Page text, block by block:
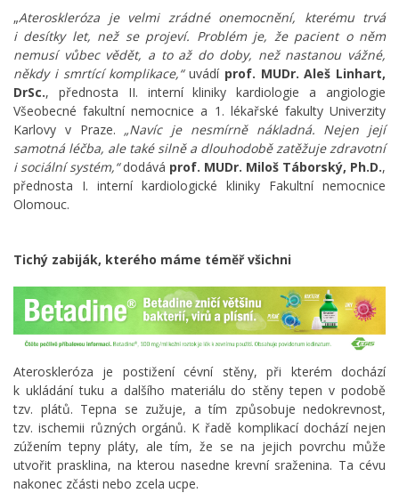
„Ateroskleróza je velmi zrádné onemocnění, kterému trvá
i desítky let, než se projeví. Problém je, že pacient o něm
nemusí vůbec vědět, a to až do doby, než nastanou vážné,
někdy i smrtící komplikace,“ uvádí prof. MUDr. Aleš Linhart,
DrSc.,
přednosta II. interní kliniky kardiologie a angiologie
Všeobecné fakultní nemocnice a 1. lékařské fakulty Univerzity
Karlovy v Praze. „Navíc je nesmírně nákladná. Nejen její
samotná léčba, ale také silně a dlouhodobě zatěžuje zdravotní
i sociální systém,“dodává prof. MUDr. Miloš Táborský, Ph.D.,
přednosta I. interní kardiologické kliniky Fakultní nemocnice
Olomouc.
Tichý zabiják, kterého máme téměř všichni
Ateroskleróza je postižení cévní stěny, při kterém dochází
k ukládání tuku a dalšího materiálu do stěny tepen v podobě
tzv. plátů. Tepna se zužuje, a tím způsobuje nedokrevnost,
tzv. ischemii různých orgánů. K řadě komplikací dochází nejen
zúžením tepny pláty, ale tím, že se na jejich povrchu může
utvořit prasklina, na kterou nasedne krevní sraženina. Ta cévu
nakonec zčásti nebo zcela ucpe.